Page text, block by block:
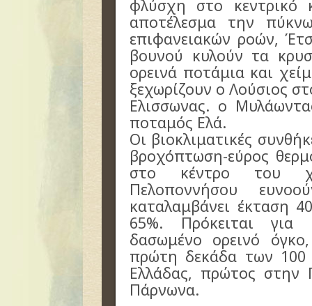
φλύσχη στο κεντρικό
αποτέλεσμα την
επιφανειακών ροών,
βουνού κυλούν τα
ορεινά ποτάμια και
ξεχωρίζουν ο Λούσιος
Ελισσωνας. ο
ποταμός Ελά.
Οι βιοκλιματικές
βροχόπτωση-εύρος
στο κέντρο του
Πελοποννήσου
καταλαμβάνει έκταση
65%. Πρόκειται για
δασωμένο ορεινό
πρώτη δεκάδα των 100
Ελλάδας, πρώτος στην
Πάρνωνα.